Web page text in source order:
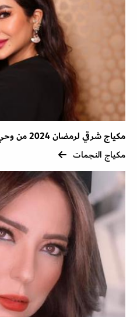
مكياج شرقي لرمضان 2024 من وحي النجمات
مكياج النجمات